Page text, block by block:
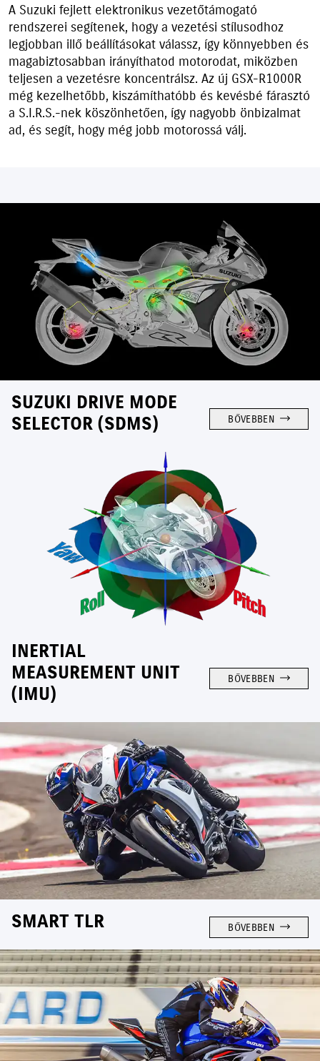
A Suzuki fejlett elektronikus vezetőtámogató
rendszerei segítenek, hogy a vezetési stílusodhoz
legjobban illő beállításokat válassz, így könnyebben és
magabiztosabban irányíthatod motorodat, miközben
teljesen a vezetésre koncentrálsz. Az új GSX-R1000R
még kezelhetőbb, kiszámíthatóbb és kevésbé fárasztó
a S.I.R.S.-nek köszönhetően, így nagyobb önbizalmat
ad, és segít, hogy még jobb motorossá válj.
SUZUKI DRIVE MODE
SELECTOR (SDMS)
BŐVEBBEN
INERTIAL
MEASUREMENT UNIT
(IMU)
BŐVEBBEN
SMART TLR BŐVEBBEN